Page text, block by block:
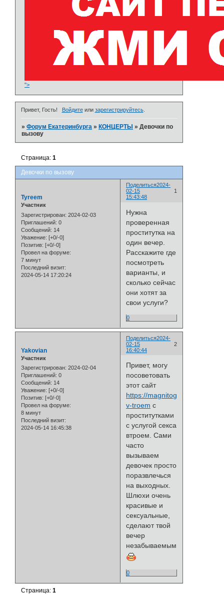
">
Привет, Гость! Войдитеили зарегистрируйтесь.
»Форум Екатеринбурга » ­КОНЦЕРТЫ »Девочки по
вызову
Девочки по вызову
Страница:1
Поделиться
1
2024-
02-15
15:43:48
Tyreem
Участник
Зарегистрирован: 2024-02-03
Приглашений: 0
Сообщений: 14
Уважение: [+0/-0]
Позитив: [+0/-0]
Провел на форуме:
7 минут
Последний визит:
2024-05-14 17:20:24
Нужна
проверенная
проститутка на
один вечер.
Расскажите где
посмотреть
варианты, и
сколько сейчас
они хотят за
свои услуги?
0
Поделиться
2
2024-
02-15
16:40:44
Yakovian
Участник
Зарегистрирован: 2024-02-04
Приглашений: 0
Сообщений: 14
Уважение: [+0/-0]
Позитив: [+0/-0]
Провел на форуме:
8 минут
Последний визит:
2024-05-14 16:45:38
Привет, могу
посоветовать
этот сайт
https://
v-troem с
проститутками
с услугой секса
втроем. Сами
часто
вызываем
девочек просто
поразвлечься
на выходных.
Шлюхи очень
красивые и
сексуальные,
сделают твой
вечер
незабываемым.
0
Страница:1